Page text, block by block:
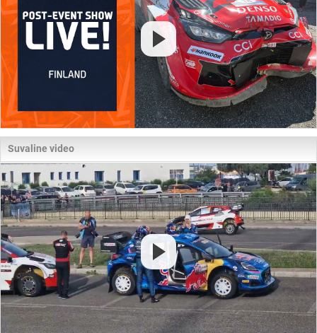
Suvaline video